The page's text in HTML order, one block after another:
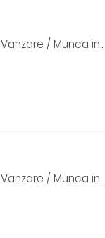
Vanzare / Munca in...
Vanzare / Munca in...